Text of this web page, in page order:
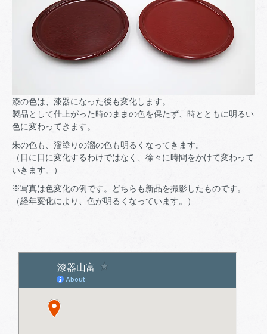
漆の色は、漆器になった後も変化します。
製品として仕上がった時のままの色を保たず、時とともに明るい
色に変わってきます。
朱の色も、溜塗りの溜の色も明るくなってきます。
（日に日に変化するわけではなく、徐々に時間をかけて変わって
いきます。）
※写真は色変化の例です。どちらも新品を撮影したものです。
（経年変化により、色が明るくなっています。）